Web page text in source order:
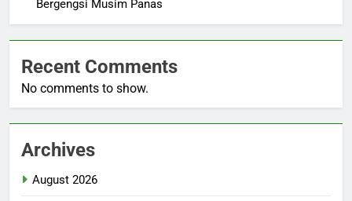
Bergengsi Musim Panas
Recent Comments
No comments to show.
Archives
August 2026